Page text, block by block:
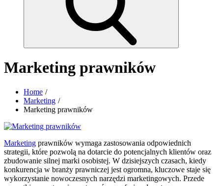
Marketing prawników
Home
Marketing
Marketing prawników
Marketing prawników wymaga zastosowania odpowiednich
strategii, które pozwolą na dotarcie do potencjalnych klientów oraz
zbudowanie silnej marki osobistej. W dzisiejszych czasach, kiedy
konkurencja w branży prawniczej jest ogromna, kluczowe staje się
wykorzystanie nowoczesnych narzędzi marketingowych. Przede